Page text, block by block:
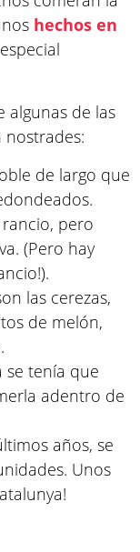
hechos en
algunas de las
nostrades:
de largo que
pero
(Pero hay
las cerezas,
de melón,
se tenía que
adentro de
años, se
Unos